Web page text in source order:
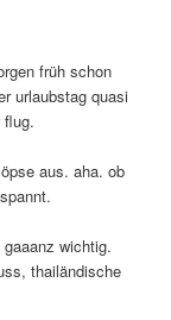
früh schon
urlaubstag quasi
aus. aha. ob
wichtig.
thailändische